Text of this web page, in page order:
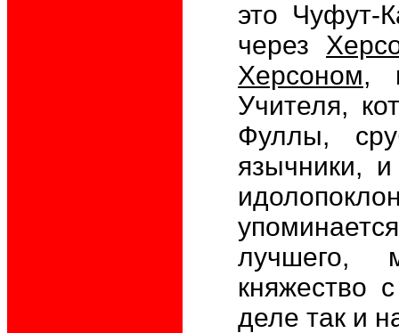
это Чуфут-
через
Херсоном,
Учителя,
Фуллы,
язычники,
лучшего,
княжество
деле так и